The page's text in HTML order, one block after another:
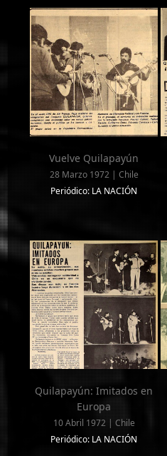
Vuelve Quilapayún
28 Marzo 1972 | Chile
Periódico: LA NACIÓN
Quilapayún: Imitados en
Europa
10 Abril 1972 | Chile
Periódico: LA NACIÓN